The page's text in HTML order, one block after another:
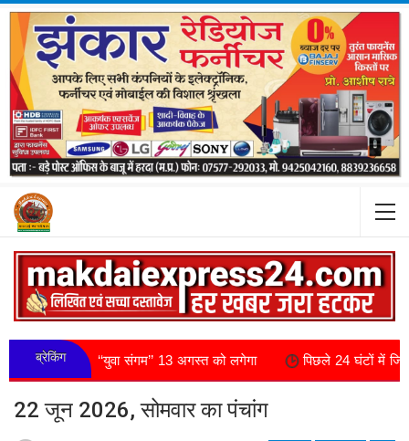
ब्रेकिंग
‘‘युवा संगम’’ 13 अगस्त को लगेगा
पिछले 24 घंटों में जिले में 0.4 मि.मी.
22 जून 2026, सोमवार का पंचांग